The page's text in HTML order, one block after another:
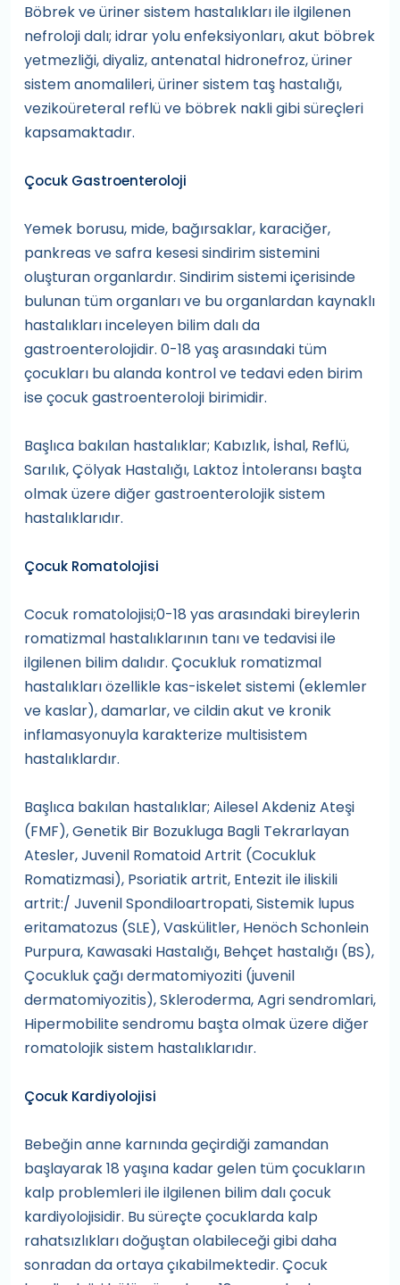
Böbrek ve üriner sistem hastalıkları ile ilgilenen
nefroloji dalı; idrar yolu enfeksiyonları, akut böbrek
yetmezliği, diyaliz, antenatal hidronefroz, üriner
sistem anomalileri, üriner sistem taş hastalığı,
vezikoüreteral reflü ve böbrek nakli gibi süreçleri
kapsamaktadır.
Çocuk Gastroenteroloji
Yemek borusu, mide, bağırsaklar, karaciğer,
pankreas ve safra kesesi sindirim sistemini
oluşturan organlardır. Sindirim sistemi içerisinde
bulunan tüm organları ve bu organlardan kaynaklı
hastalıkları inceleyen bilim dalı da
gastroenterolojidir. 0-18 yaş arasındaki tüm
çocukları bu alanda kontrol ve tedavi eden birim
ise çocuk gastroenteroloji birimidir.
Başlıca bakılan hastalıklar; Kabızlık, İshal, Reflü,
Sarılık, Çölyak Hastalığı, Laktoz İntoleransı başta
olmak üzere diğer gastroenterolojik sistem
hastalıklarıdır.
Çocuk Romatolojisi
Cocuk romatolojisi;0-18 yas arasındaki bireylerin
romatizmal hastalıklarının tanı ve tedavisi ile
ilgilenen bilim dalıdır. Çocukluk romatizmal
hastalıkları özellikle kas-iskelet sistemi (eklemler
ve kaslar), damarlar, ve cildin akut ve kronik
inflamasyonuyla karakterize multisistem
hastalıklardır.
Başlıca bakılan hastalıklar; Ailesel Akdeniz Ateşi
(FMF), Genetik Bir Bozukluga Bagli Tekrarlayan
Atesler, Juvenil Romatoid Artrit (Cocukluk
Romatizmasi), Psoriatik artrit, Entezit ile iliskili
artrit:/ Juvenil Spondiloartropati, Sistemik lupus
eritamatozus (SLE), Vaskülitler, Henöch Schonlein
Purpura, Kawasaki Hastalığı, Behçet hastalığı (BS),
Çocukluk çağı dermatomiyoziti (juvenil
dermatomiyozitis), Skleroderma, Agri sendromlari,
Hipermobilite sendromu başta olmak üzere diğer
romatolojik sistem hastalıklarıdır.
Çocuk Kardiyolojisi
Bebeğin anne karnında geçirdiği zamandan
başlayarak 18 yaşına kadar gelen tüm çocukların
kalp problemleri ile ilgilenen bilim dalı çocuk
kardiyolojisidir. Bu süreçte çocuklarda kalp
rahatsızlıkları doğuştan olabileceği gibi daha
sonradan da ortaya çıkabilmektedir. Çocuk